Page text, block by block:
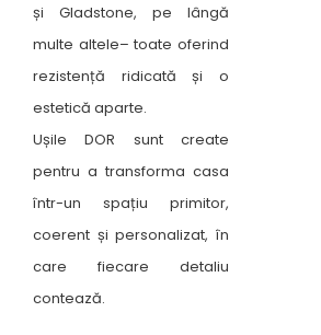
și Gladstone, pe lângă
multe altele– toate oferind
rezistență ridicată și o
estetică aparte.
Ușile DOR sunt create
pentru a transforma casa
într-un spațiu primitor,
coerent și personalizat, în
care fiecare detaliu
contează.